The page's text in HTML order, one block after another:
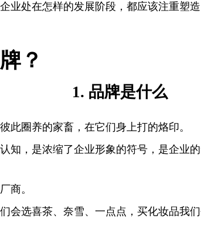
业处在怎样的发展阶段，都应该注重塑造
？
1. 品牌是什么
此圈养的家畜，在它们身上打的烙印。
知，是浓缩了企业形象的符号，是企业
商。
会选喜茶、奈雪、一点点，买化妆品我